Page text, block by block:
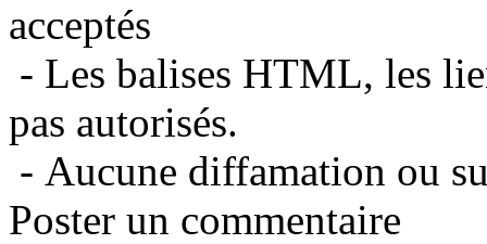
acceptés
- Les balises HTML, les
pas autorisés.
- Aucune diffamation ou
Poster un commentaire